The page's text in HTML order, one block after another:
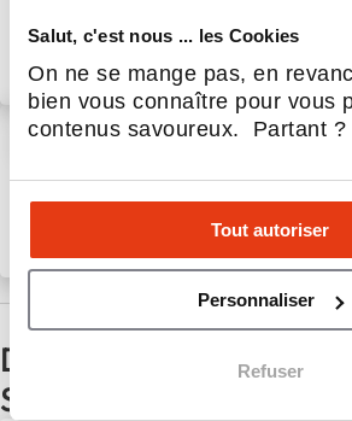
Salut, c'est nous ... les Cookies
On ne se mange pas, en
bien vous connaître pour vous
contenus savoureux. Partant ?
Tout autoriser
Personnaliser
Refuser
12 Nov 2025Actualités
Nos vélos cargos
6 Nov 2025Service aux
Les dernières
D'autres actualités du
Service aux entreprises